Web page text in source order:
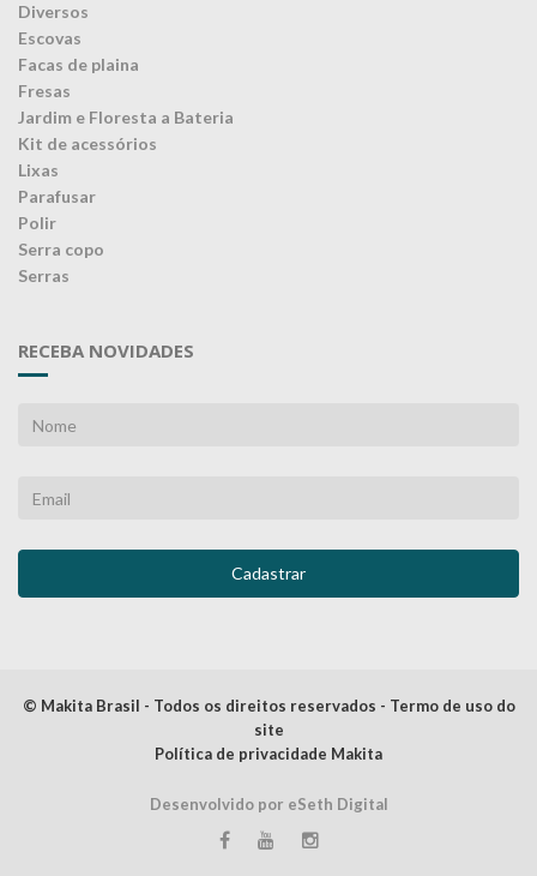
Diversos
Escovas
Facas de plaina
Fresas
Jardim e Floresta a Bateria
Kit de acessórios
Lixas
Parafusar
Polir
Serra copo
Serras
RECEBA NOVIDADES
© Makita Brasil - Todos os direitos reservados - Termo de uso do
site
Política de privacidade Makita
Desenvolvido por eSeth Digital